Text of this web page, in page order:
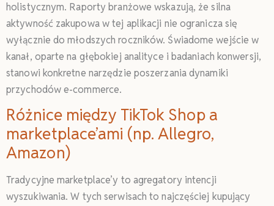
holistycznym. Raporty branżowe wskazują, że silna
aktywność zakupowa w tej aplikacji nie ogranicza się
wyłącznie do młodszych roczników. Świadome wejście w
kanał, oparte na głębokiej analityce i badaniach konwersji,
stanowi konkretne narzędzie poszerzania dynamiki
przychodów e-commerce.
Różnice między TikTok Shop a
marketplace’ami (np. Allegro,
Amazon)
Tradycyjne marketplace’y to agregatory intencji
wyszukiwania. W tych serwisach to najczęściej kupujący